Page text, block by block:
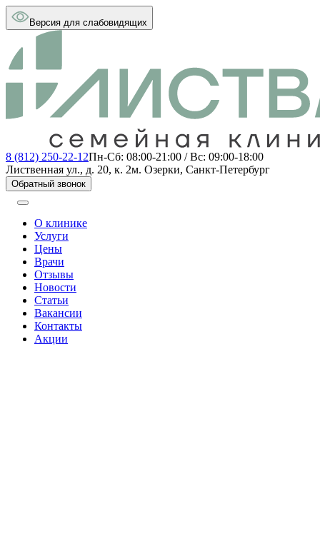
Версия для слабовидящих
8 (812) 250-22-12Пн-Сб: 08:00-21:00 / Вс: 09:00-18:00
Лиственная ул., д. 20, к. 2м. Озерки, Санкт-Петербург
Обратный звонок
О клинике
Услуги
Цены
Врачи
Отзывы
Новости
Статьи
Вакансии
Контакты
Акции